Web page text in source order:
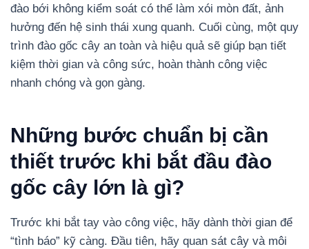
đào bới không kiểm soát có thể làm xói mòn đất, ảnh
hưởng đến hệ sinh thái xung quanh. Cuối cùng, một quy
trình đào gốc cây an toàn và hiệu quả sẽ giúp bạn tiết
kiệm thời gian và công sức, hoàn thành công việc
nhanh chóng và gọn gàng.
Những bước chuẩn bị cần
thiết trước khi bắt đầu đào
gốc cây lớn là gì?
Trước khi bắt tay vào công việc, hãy dành thời gian để
“tình báo” kỹ càng. Đầu tiên, hãy quan sát cây và môi